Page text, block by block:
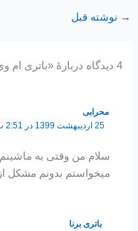
→ نوشته قبل
4 دیدگاه دربارهٔ «باتری ام وی ام 530»
محرابی
25 اردیبهشت 1399 در 2:51 ب.ظ
سلام من وقتی به
میخواستم بدونم مشکل از
باتری برنا